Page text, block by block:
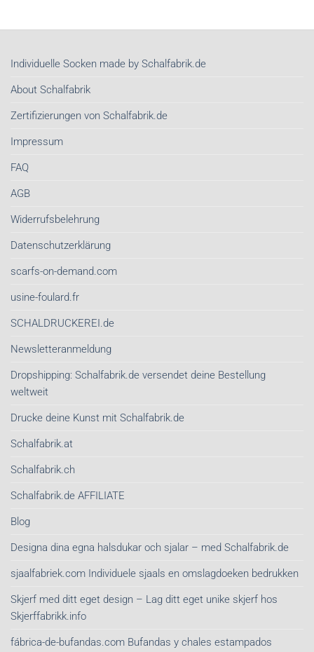
Individuelle Socken made by Schalfabrik.de
About Schalfabrik
Zertifizierungen von Schalfabrik.de
Impressum
FAQ
AGB
Widerrufsbelehrung
Datenschutzerklärung
scarfs-on-demand.com
usine-foulard.fr
SCHALDRUCKEREI.de
Newsletteranmeldung
Dropshipping: Schalfabrik.de versendet deine Bestellung
weltweit
Drucke deine Kunst mit Schalfabrik.de
Schalfabrik.at
Schalfabrik.ch
Schalfabrik.de AFFILIATE
Blog
Designa dina egna halsdukar och sjalar – med Schalfabrik.de
sjaalfabriek.com Individuele sjaals en omslagdoeken bedrukken
Skjerf med ditt eget design – Lag ditt eget unike skjerf hos
Skjerffabrikk.info
fábrica-de-bufandas.com Bufandas y chales estampados